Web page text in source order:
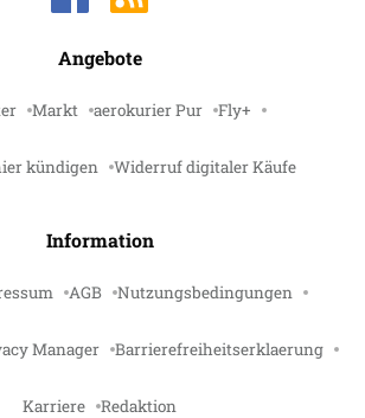
Angebote
Markt aerokurier Pur Fly+
kündigen Widerruf digitaler Käufe
Information
AGB Nutzungsbedingungen
Manager Barrierefreiheitserklaerung
Karriere Redaktion